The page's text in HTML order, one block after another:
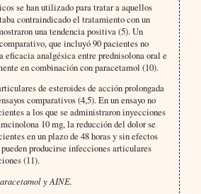
se han utilizado para tratar a aquellos
contraindicado el tratamiento con un
una tendencia positiva (5). Un
que incluyó 90 pacientes no
eficacia analgésica entre prednisolona oral e
en combinación con paracetamol (10).
de esteroides de acción prolongada
comparativos (4,5). En un ensayo no
a los que se administraron inyecciones
10 mg, la reducción del dolor se
en un plazo de 48 horas y sin efectos
producirse infecciones articulares
(11).
y AINE.